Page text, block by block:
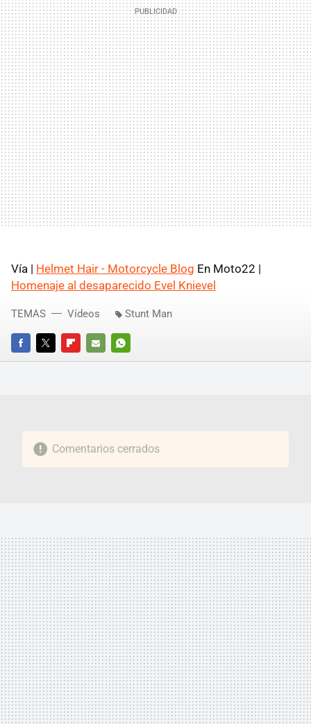
Vía | Helmet Hair - Motorcycle Blog En Moto22 |
Homenaje al desaparecido Evel Knievel
FACEBOOKTWITTERFLIPBOARD
E-
WHATSAPP
TEMAS Vídeos Stunt Man
Comentarios cerrados